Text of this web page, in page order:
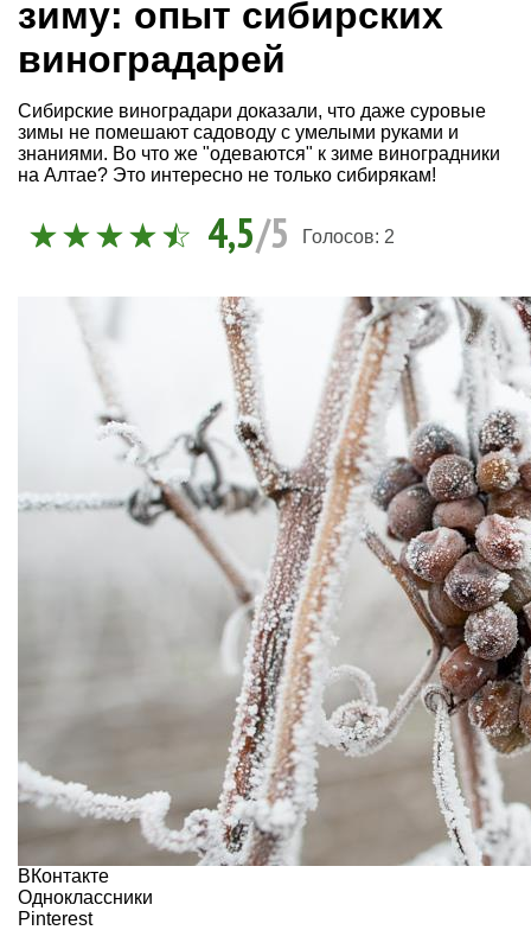
зиму: опыт сибирских
виноградарей
Сибирские виноградари доказали, что даже суровые
зимы не помешают садоводу с умелыми руками и
знаниями. Во что же "одеваются" к зиме виноградники
на Алтае? Это интересно не только сибирякам!
4,5/5 Голосов: 2
ВКонтакте
Одноклассники
Pinterest